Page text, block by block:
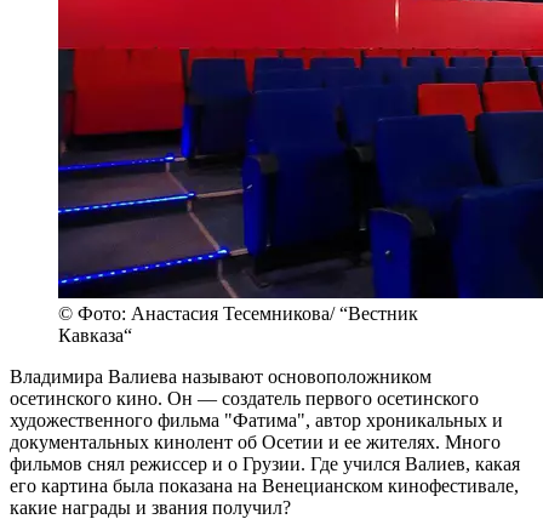
© Фото: Анастасия Тесемникова/ “Вестник
Кавказа“
Владимира Валиева называют основоположником
осетинского кино. Он — создатель первого осетинского
художественного фильма "Фатима", автор хроникальных и
документальных кинолент об Осетии и ее жителях. Много
фильмов снял режиссер и о Грузии. Где учился Валиев, какая
его картина была показана на Венецианском кинофестивале,
какие награды и звания получил?